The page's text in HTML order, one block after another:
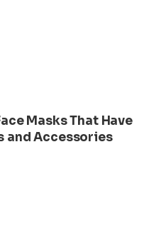
Masks That Have
and Accessories